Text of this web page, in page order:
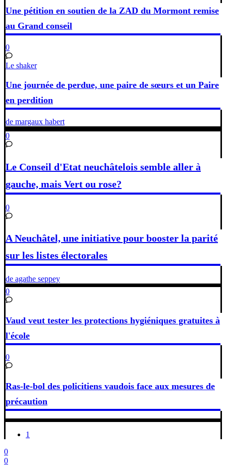
Une pétition en soutien de la ZAD du Mormont remise
au Grand conseil
0
Le shaker
Une journée de perdue, une paire de sœurs et un Paire
en perdition
de margaux habert
0
Le Conseil d'Etat neuchâtelois semble aller à
gauche, mais Vert ou rose?
0
A Neuchâtel, une initiative pour booster la parité
sur les listes électorales
de agathe seppey
0
Vaud veut tester les protections hygiéniques gratuites à
l'école
0
Ras-le-bol des policitiens vaudois face aux mesures de
précaution
1
0
0